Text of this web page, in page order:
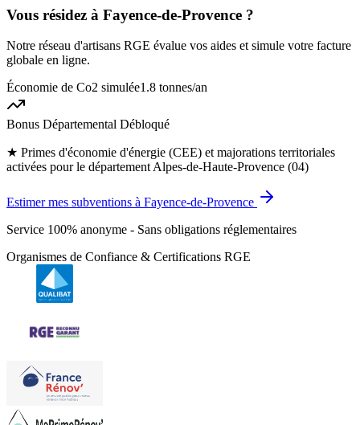
Vous résidez à Fayence-de-Provence ?
Notre réseau d'artisans RGE évalue vos aides et simule votre facture
globale en ligne.
Économie de Co2 simulée1.8 tonnes/an
Bonus Départemental Débloqué
★ Primes d'économie d'énergie (CEE) et majorations territoriales
activées pour le département Alpes-de-Haute-Provence (04)
Estimer mes subventions à Fayence-de-Provence
Service 100% anonyme - Sans obligations réglementaires
Organismes de Confiance & Certifications RGE